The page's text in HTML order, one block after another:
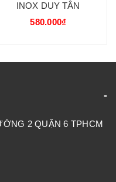
INOX DUY TÂN
580.000₫
2 QUẬN 6 TPHCM